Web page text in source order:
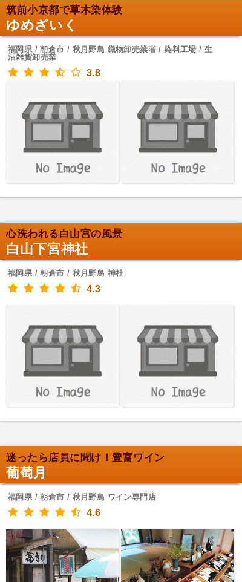
筑前小京都で草木染体験
ゆめざいく
福岡県 / 朝倉市 / 秋月野鳥 織物卸売業者 / 染料工場 / 生
活雑貨卸売業
3.8
心洗われる白山宮の風景
白山下宮神社
福岡県 / 朝倉市 / 秋月野鳥 神社
4.3
迷ったら店員に聞け！豊富ワイン
葡萄月
福岡県 / 朝倉市 / 秋月野鳥 ワイン専門店
4.6